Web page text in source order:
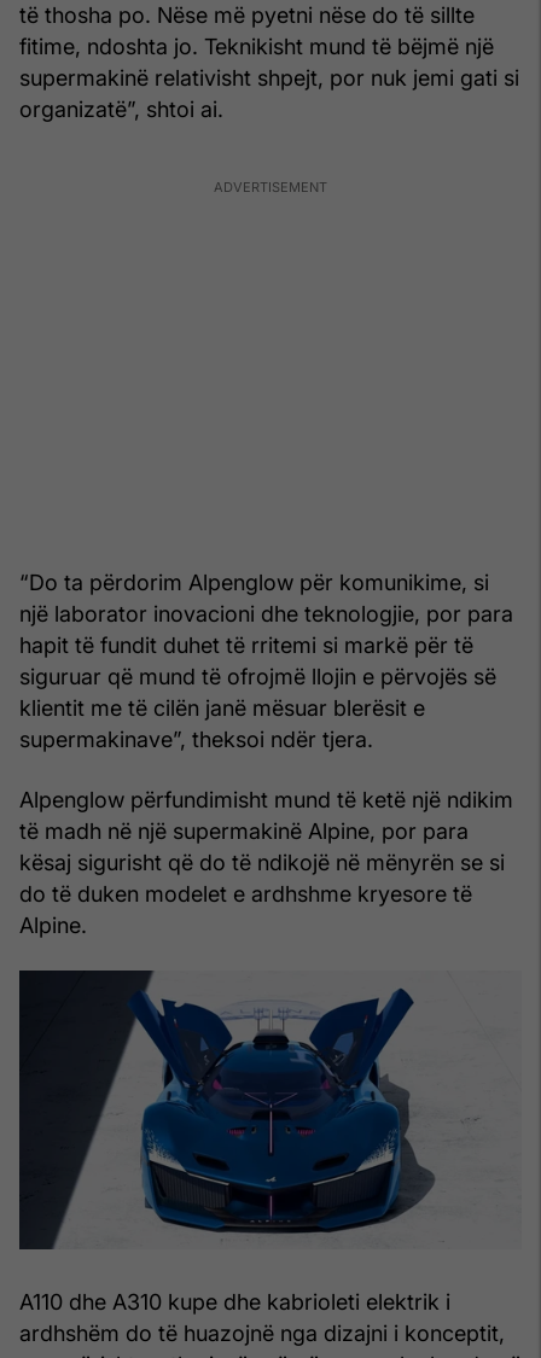
të thosha po. Nëse më pyetni nëse do të sillte
fitime, ndoshta jo. Teknikisht mund të bëjmë një
supermakinë relativisht shpejt, por nuk jemi gati si
organizatë”, shtoi ai.
“Do ta përdorim Alpenglow për komunikime, si
një laborator inovacioni dhe teknologjie, por para
hapit të fundit duhet të rritemi si markë për të
siguruar që mund të ofrojmë llojin e përvojës së
klientit me të cilën janë mësuar blerësit e
supermakinave”, theksoi ndër tjera.
Alpenglow përfundimisht mund të ketë një ndikim
të madh në një supermakinë Alpine, por para
kësaj sigurisht që do të ndikojë në mënyrën se si
do të duken modelet e ardhshme kryesore të
Alpine.
A110 dhe A310 kupe dhe kabrioleti elektrik i
ardhshëm do të huazojnë nga dizajni i konceptit,